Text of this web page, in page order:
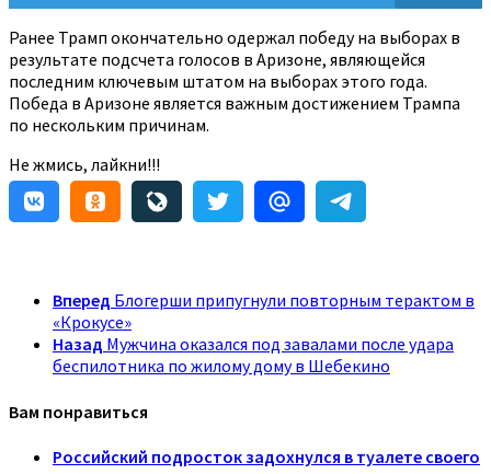
Ранее Трамп окончательно одержал победу на выборах в
результате подсчета голосов в Аризоне, являющейся
последним ключевым штатом на выборах этого года.
Победа в Аризоне является важным достижением Трампа
по нескольким причинам.
Не жмись, лайкни!!!
Вперед Блогерши припугнули повторным терактом в
«Крокусе»
Назад Мужчина оказался под завалами после удара
беспилотника по жилому дому в Шебекино
Вам понравиться
Российский подросток задохнулся в туалете своего